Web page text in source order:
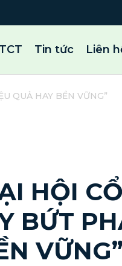
Tin tức Liên
QUẢ HAY BỀN VỮNG”
HỘI
BỨT